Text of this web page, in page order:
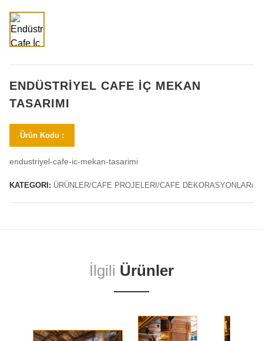
ENDÜSTRIYEL CAFE İÇ MEKAN
TASARIMI
Ürün Kodu :
endustriyel-cafe-ic-mekan-tasarimi
KATEGORI: ÜRÜNLER/CAFE PROJELERI/CAFE DEKORASYONLARı
İlgili Ürünler